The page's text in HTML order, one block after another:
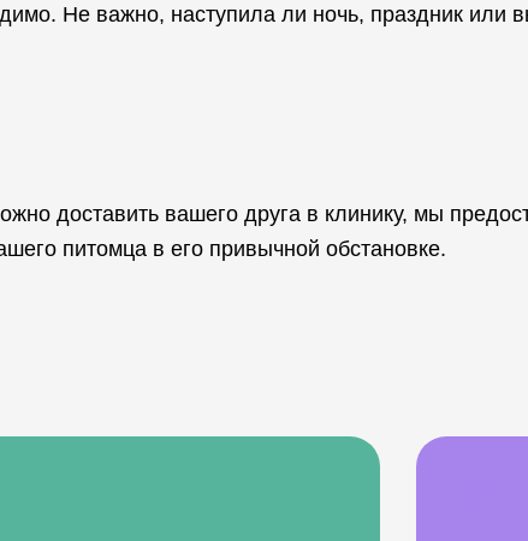
Не важно, наступила ли ночь, праздник или
доставить вашего друга в клинику, мы
питомца в его привычной обстановке.